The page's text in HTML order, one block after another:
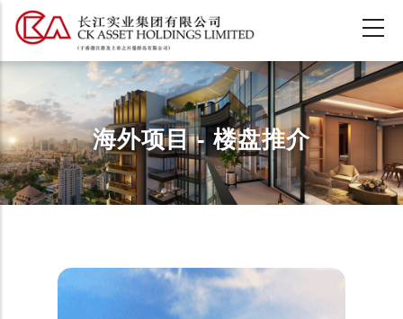
要
内
容
海外项目 - 楼盘推介